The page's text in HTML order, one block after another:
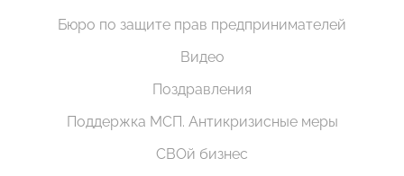
Бюро по защите прав предпринимателей
Видео
Поздравления
Поддержка МСП. Антикризисные меры
СВОй бизнес